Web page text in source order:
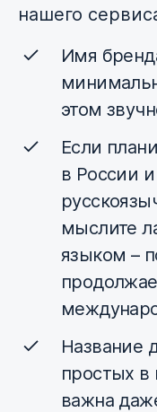
нашего
Имя
этом
Если
в России
мыслите
языком –
Название
простых в
важна